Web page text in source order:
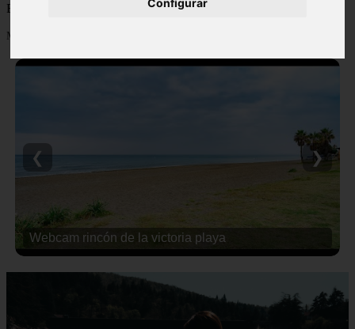
Configurar
Blog sobre viajes y turismo, nacional e internacional, caro y barato
Mostrando 1 - 24 de 502 artículos
Webcam rincón de la victoria playa
❮ ❯